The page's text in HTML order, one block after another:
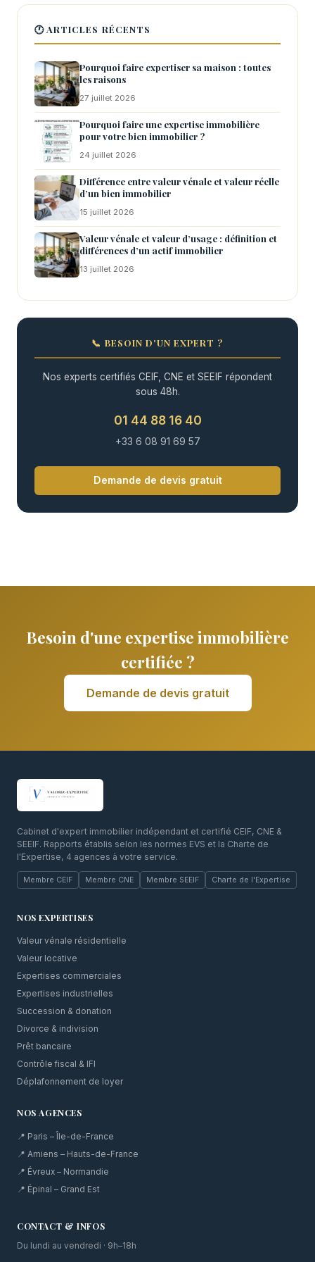
🕐 ARTICLES RÉCENTS
Pourquoi faire expertiser sa maison : toutes
les raisons
27 juillet 2026
Pourquoi faire une expertise immobilière
pour votre bien immobilier ?
24 juillet 2026
Différence entre valeur vénale et valeur réelle
d’un bien immobilier
15 juillet 2026
Valeur vénale et valeur d’usage : définition et
différences d’un actif immobilier
13 juillet 2026
📞 BESOIN D'UN EXPERT ?
Nos experts certifiés CEIF, CNE et SEEIF répondent
sous 48h.
01 44 88 16 40
+33 6 08 91 69 57
Demande de devis gratuit
Besoin d'une expertise immobilière
certifiée ?
Demande de devis gratuit
Cabinet d'expert immobilier indépendant et certifié CEIF, CNE &
SEEIF. Rapports établis selon les normes EVS et la Charte de
l'Expertise, 4 agences à votre service.
Membre CEIF Membre CNE Membre SEEIF Charte de l'Expertise
NOS EXPERTISES
Valeur vénale résidentielle
Valeur locative
Expertises commerciales
Expertises industrielles
Succession & donation
Divorce & indivision
Prêt bancaire
Contrôle fiscal & IFI
Déplafonnement de loyer
NOS AGENCES
📍 Paris – Île-de-France
📍 Amiens – Hauts-de-France
📍 Évreux – Normandie
📍 Épinal – Grand Est
CONTACT & INFOS
Du lundi au vendredi · 9h–18h